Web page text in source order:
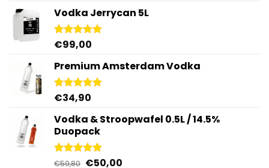
Vodka Jerrycan 5L
Gewaardeerd
€99,00
Premium Amsterdam Vodka
Gewaardeerd
€34,90
Vodka & Stroopwafel 0.5L / 14.5%
Duopack
Gewaardeerd
€59,80 Oorspronkelijke
€50,00Huidige